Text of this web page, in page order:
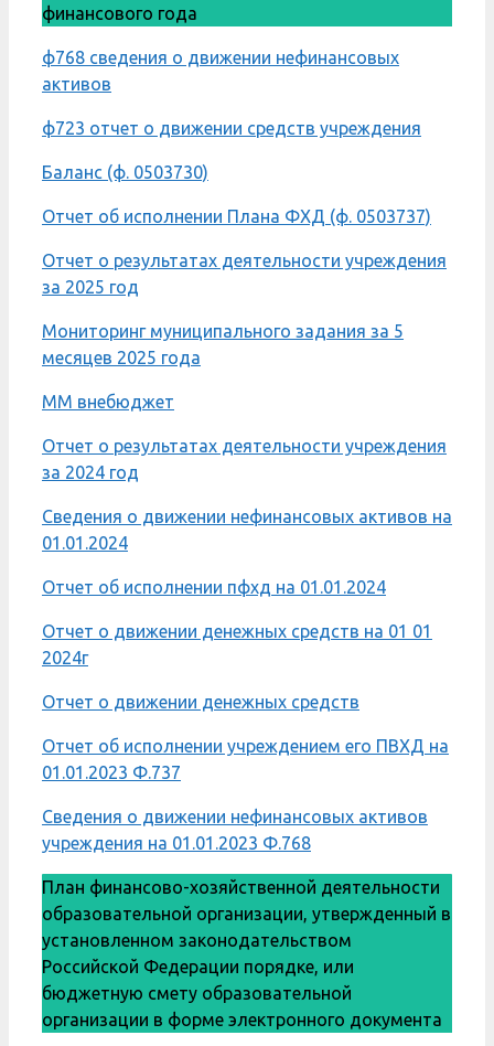
финансового года
ф768 сведения о движении нефинансовых
активов
ф723 отчет о движении средств учреждения
Баланс (ф. 0503730)
Отчет об исполнении Плана ФХД (ф. 0503737)
Отчет о результатах деятельности учреждения
за 2025 год
Мониторинг муниципального задания за 5
месяцев 2025 года
ММ внебюджет
Отчет о результатах деятельности учреждения
за 2024 год
Сведения о движении нефинансовых активов на
01.01.2024
Отчет об исполнении пфхд на 01.01.2024
Отчет о движении денежных средств на 01 01
2024г
Отчет о движении денежных средств
Отчет об исполнении учреждением его ПВХД на
01.01.2023 Ф.737
Сведения о движении нефинансовых активов
учреждения на 01.01.2023 Ф.768
План финансово-хозяйственной деятельности
образовательной организации, утвержденный в
установленном законодательством
Российской Федерации порядке, или
бюджетную смету образовательной
организации в форме электронного документа